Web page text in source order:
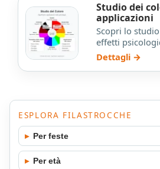
Studio dei
applicazioni
Scopri lo
effetti
ai significati dei
Dettagli →
ESPLORA FILASTROCCHE
▸ Per feste
▸ Per età